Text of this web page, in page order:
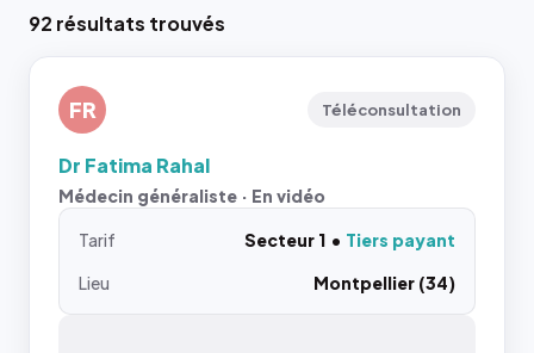
92 résultats trouvés
FR Téléconsultation
Dr Fatima Rahal
Médecin généraliste · En vidéo
Tarif Secteur 1
Tiers payant
Lieu
Montpellier (34)